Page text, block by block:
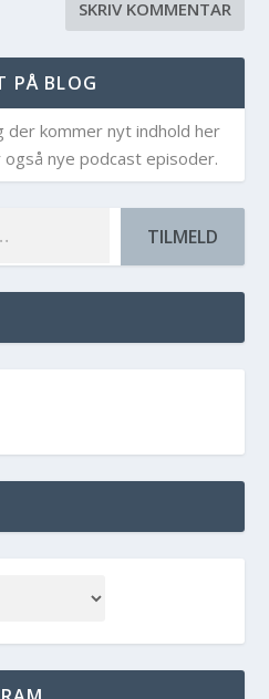
PÅ BLOG
der kommer nyt indhold her
nye podcast episoder.
TILMELD